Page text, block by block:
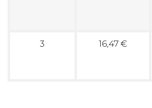
3 16,47 €